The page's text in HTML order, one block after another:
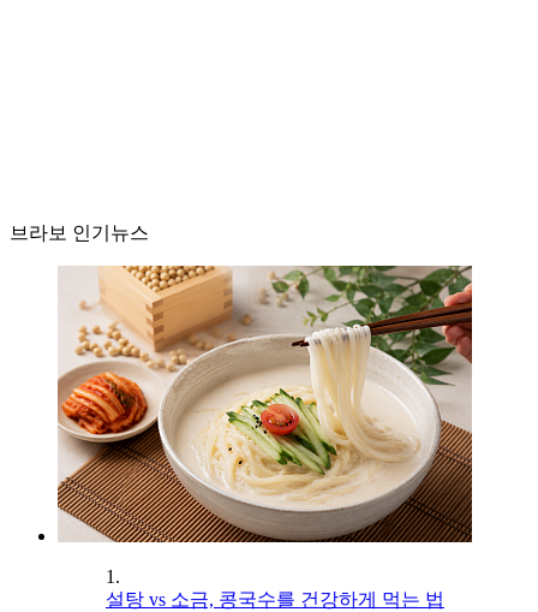
브라보 인기뉴스
1.
설탕 vs 소금, 콩국수를 건강하게 먹는 법